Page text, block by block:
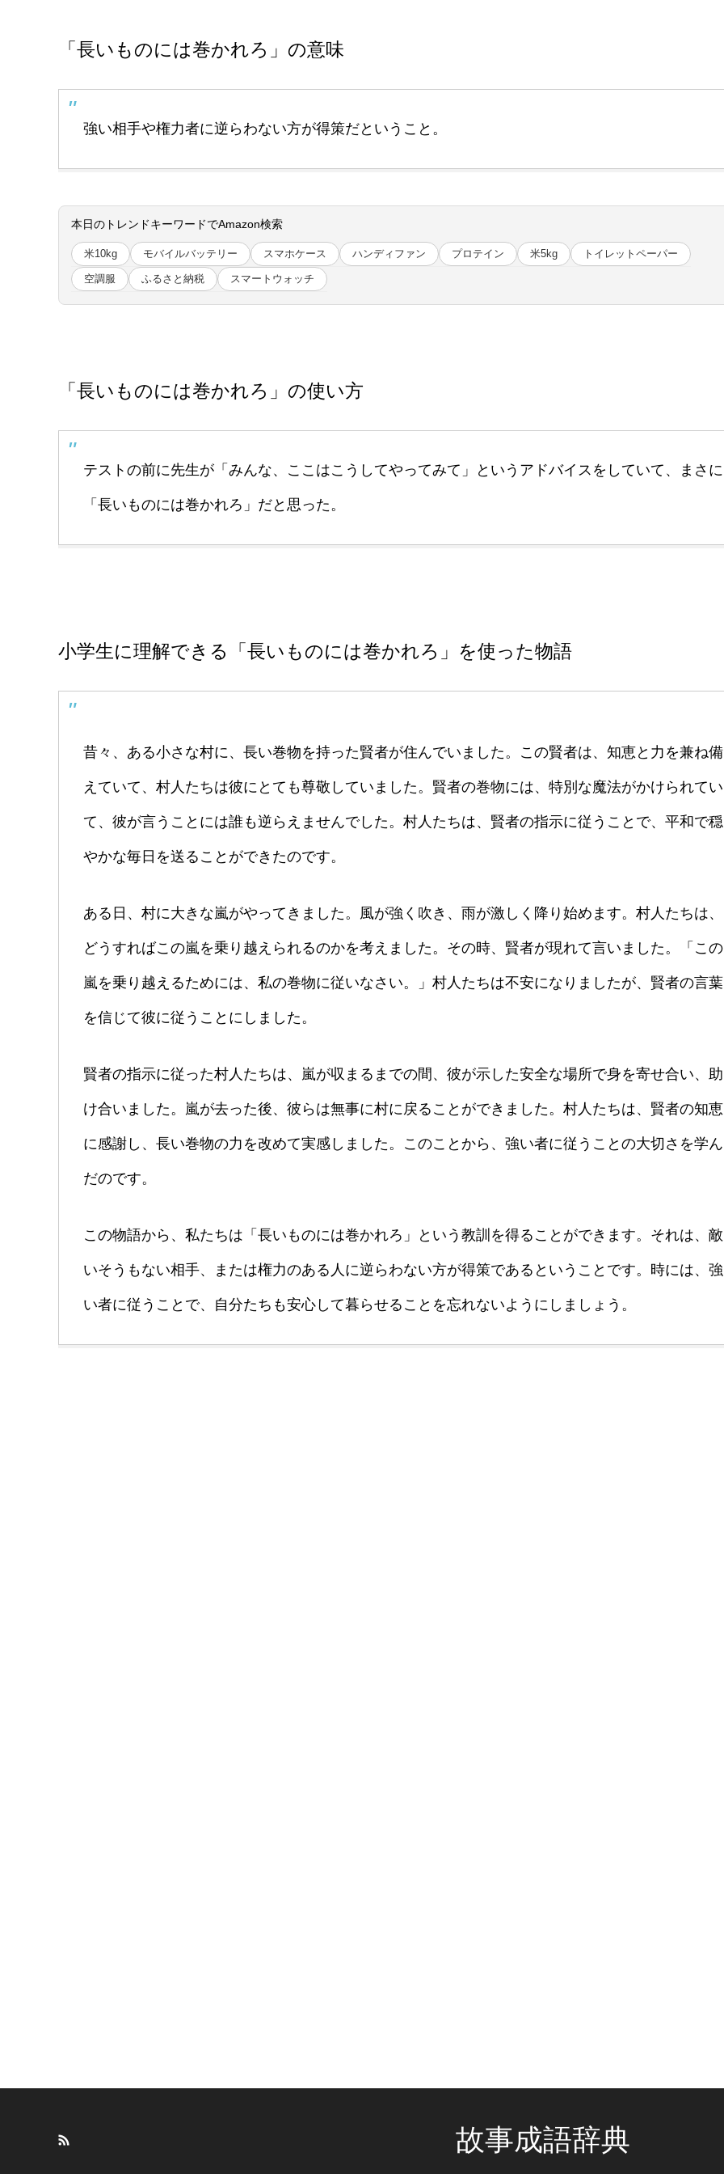
「長いものには巻かれろ」の意味
強い相手や権力者に逆らわない方が得策だということ。
本日のトレンドキーワードでAmazon検索
米10kg モバイルバッテリー スマホケース ハンディファン プロテイン 米5kg トイレットペーパー
空調服 ふるさと納税 スマートウォッチ
「長いものには巻かれろ」の使い方
テストの前に先生が「みんな、ここはこうしてやってみて」というアドバイスをしていて、まさに
「長いものには巻かれろ」だと思った。
小学生に理解できる「長いものには巻かれろ」を使った物語
昔々、ある小さな村に、長い巻物を持った賢者が住んでいました。この賢者は、知恵と力を兼ね備
えていて、村人たちは彼にとても尊敬していました。賢者の巻物には、特別な魔法がかけられてい
て、彼が言うことには誰も逆らえませんでした。村人たちは、賢者の指示に従うことで、平和で穏
やかな毎日を送ることができたのです。
ある日、村に大きな嵐がやってきました。風が強く吹き、雨が激しく降り始めます。村人たちは、
どうすればこの嵐を乗り越えられるのかを考えました。その時、賢者が現れて言いました。「この
嵐を乗り越えるためには、私の巻物に従いなさい。」村人たちは不安になりましたが、賢者の言葉
を信じて彼に従うことにしました。
賢者の指示に従った村人たちは、嵐が収まるまでの間、彼が示した安全な場所で身を寄せ合い、助
け合いました。嵐が去った後、彼らは無事に村に戻ることができました。村人たちは、賢者の知恵
に感謝し、長い巻物の力を改めて実感しました。このことから、強い者に従うことの大切さを学ん
だのです。
この物語から、私たちは「長いものには巻かれろ」という教訓を得ることができます。それは、敵
いそうもない相手、または権力のある人に逆らわない方が得策であるということです。時には、強
い者に従うことで、自分たちも安心して暮らせることを忘れないようにしましょう。
故事成語辞典